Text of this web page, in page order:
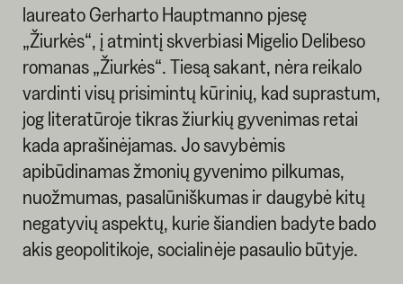
laureato Gerharto Hauptmanno pjesę
„Žiurkės“, į atmintį skverbiasi Migelio Delibeso
romanas „Žiurkės“. Tiesą sakant, nėra reikalo
vardinti visų prisimintų kūrinių, kad suprastum,
jog literatūroje tikras žiurkių gyvenimas retai
kada aprašinėjamas. Jo savybėmis
apibūdinamas žmonių gyvenimo pilkumas,
nuožmumas, pasalūniškumas ir daugybė kitų
negatyvių aspektų, kurie šiandien badyte bado
akis geopolitikoje, socialinėje pasaulio būtyje.